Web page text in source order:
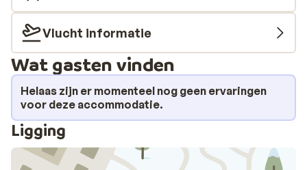
Vlucht informatie
Wat gasten vinden
Helaas zijn er momenteel nog geen ervaringen
voor deze accommodatie.
Ligging